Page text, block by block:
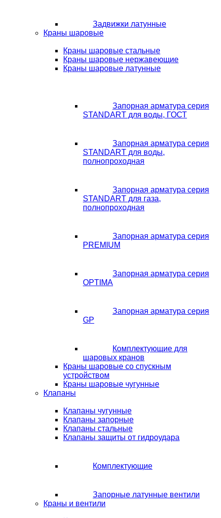
Задвижки латунные
Краны шаровые
Краны шаровые стальные
Краны шаровые нержавеющие
Краны шаровые латунные
Запорная арматура серия
STANDART для воды, ГОСТ
Запорная арматура серия
STANDART для воды,
полнопроходная
Запорная арматура серия
STANDART для газа,
полнопроходная
Запорная арматура серия
PREMIUM
Запорная арматура серия
OPTIMA
Запорная арматура серия
GP
Комплектующие для
шаровых кранов
Краны шаровые со спускным
устройством
Краны шаровые чугунные
Клапаны
Клапаны чугунные
Клапаны запорные
Клапаны стальные
Клапаны защиты от гидроудара
Комплектующие
Запорные латунные вентили
Краны и вентили